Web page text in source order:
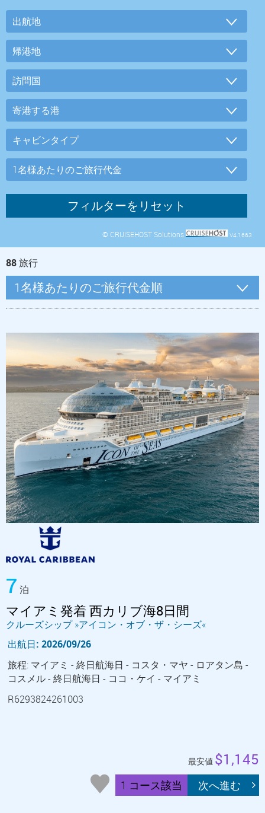
© CRUISEHOST Solutions V4.1663
88旅行
7 泊
マイアミ発着 西カリブ海8日間
クルーズシップ »アイコン・オブ・ザ・シーズ«
出航日: 2026/09/26
旅程: マイアミ - 終日航海日 - コスタ・マヤ - ロアタン島 -
コスメル - 終日航海日 - ココ・ケイ - マイアミ
R6293824261003
最安値 $1,145
1 コース該当 次へ進む